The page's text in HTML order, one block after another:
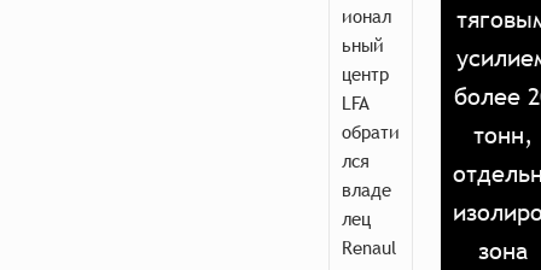
ионал
ьный
центр
LFA
обрати
лся
владе
лец
Renaul
более
тонн,
зона